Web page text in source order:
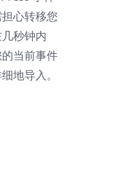
心转移您
秒钟内
的当前事件
地导入。